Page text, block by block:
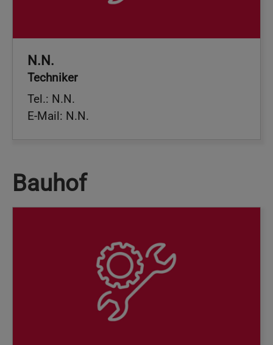
N.N.
Techniker
Tel.: N.N.
E-Mail: N.N.
Bauhof